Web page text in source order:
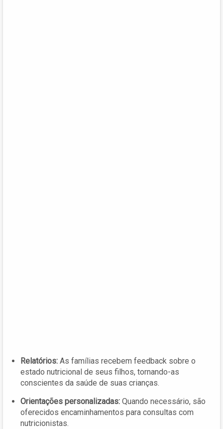
Relatórios: As famílias recebem feedback sobre o
estado nutricional de seus filhos, tornando-as
conscientes da saúde de suas crianças.
Orientações personalizadas: Quando necessário, são
oferecidos encaminhamentos para consultas com
nutricionistas.